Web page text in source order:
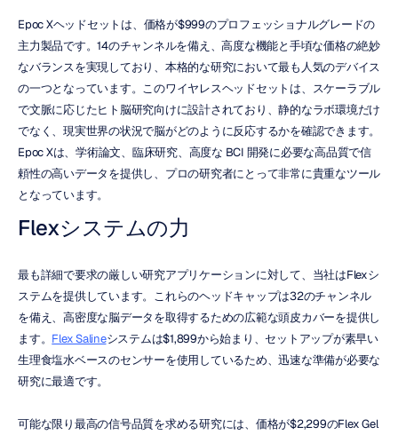
Epoc Xヘッドセットは、価格が$999のプロフェッショナルグレードの
主力製品です。14のチャンネルを備え、高度な機能と手頃な価格の絶妙
なバランスを実現しており、本格的な研究において最も人気のデバイス
の一つとなっています。このワイヤレスヘッドセットは、スケーラブル
で文脈に応じたヒト脳研究向けに設計されており、静的なラボ環境だけ
でなく、現実世界の状況で脳がどのように反応するかを確認できます。
Epoc Xは、学術論文、臨床研究、高度な BCI 開発に必要な高品質で信
頼性の高いデータを提供し、プロの研究者にとって非常に貴重なツール
となっています。
Flexシステムの力
最も詳細で要求の厳しい研究アプリケーションに対して、当社はFlexシ
ステムを提供しています。これらのヘッドキャップは32のチャンネル
を備え、高密度な脳データを取得するための広範な頭皮カバーを提供し
ます。 Flex Salineシステムは$1,899から始まり、セットアップが素早い
生理食塩水ベースのセンサーを使用しているため、迅速な準備が必要な
研究に最適です。
可能な限り最高の信号品質を求める研究には、価格が$2,299のFlex Gel